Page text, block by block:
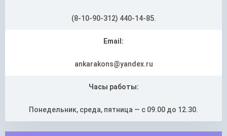
(8-10-90-312) 440-14-85.
Email:
ankarakons@yandex.ru
Часы работы:
Понедельник, среда, пятница — с 09.00 до 12.30.